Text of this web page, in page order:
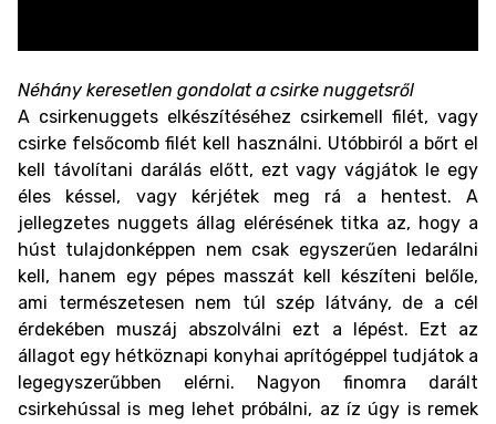
Néhány keresetlen gondolat a csirke nuggetsről
A csirkenuggets elkészítéséhez csirkemell filét, vagy
csirke felsőcomb filét kell használni. Utóbbiról a bőrt el
kell távolítani darálás előtt, ezt vagy vágjátok le egy
éles késsel, vagy kérjétek meg rá a hentest. A
jellegzetes nuggets állag elérésének titka az, hogy a
húst tulajdonképpen nem csak egyszerűen ledarálni
kell, hanem egy pépes masszát kell készíteni belőle,
ami természetesen nem túl szép látvány, de a cél
érdekében muszáj abszolválni ezt a lépést. Ezt az
állagot egy hétköznapi konyhai aprítógéppel tudjátok a
legegyszerűbben elérni. Nagyon finomra darált
csirkehússal is meg lehet próbálni, az íz úgy is remek